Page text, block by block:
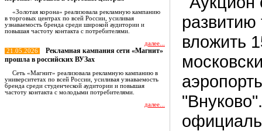
«Золотая корона» реализовала рекламную кампанию
в торговых центрах по всей России, усиливая
узнаваемость бренда среди широкой аудитории и
повышая частоту контакта с потребителями.
далее...
21.05.2026
Рекламная кампания сети «Магнит»
прошла в российских ВУЗах
Сеть «Магнит» реализовала рекламную кампанию в
университетах по всей России, усиливая узнаваемость
бренда среди студенческой аудитории и повышая
частоту контакта с молодыми потребителями.
далее...
развитию
вложить